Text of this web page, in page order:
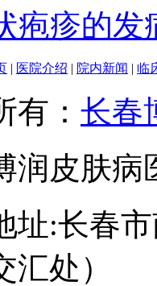
疱疹的发
| 医院介绍 | 院内新闻 | 临
有： 长春
润皮肤病
址:长春
汇处）